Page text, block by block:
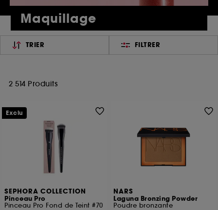
Maquillage
TRIER FILTRER
2 514 Produits
SEPHORA COLLECTION
Pinceau Pro
Pinceau Pro Fond de Teint #70
Exclu
NARS
Laguna Bronzing Powder
Poudre bronzante